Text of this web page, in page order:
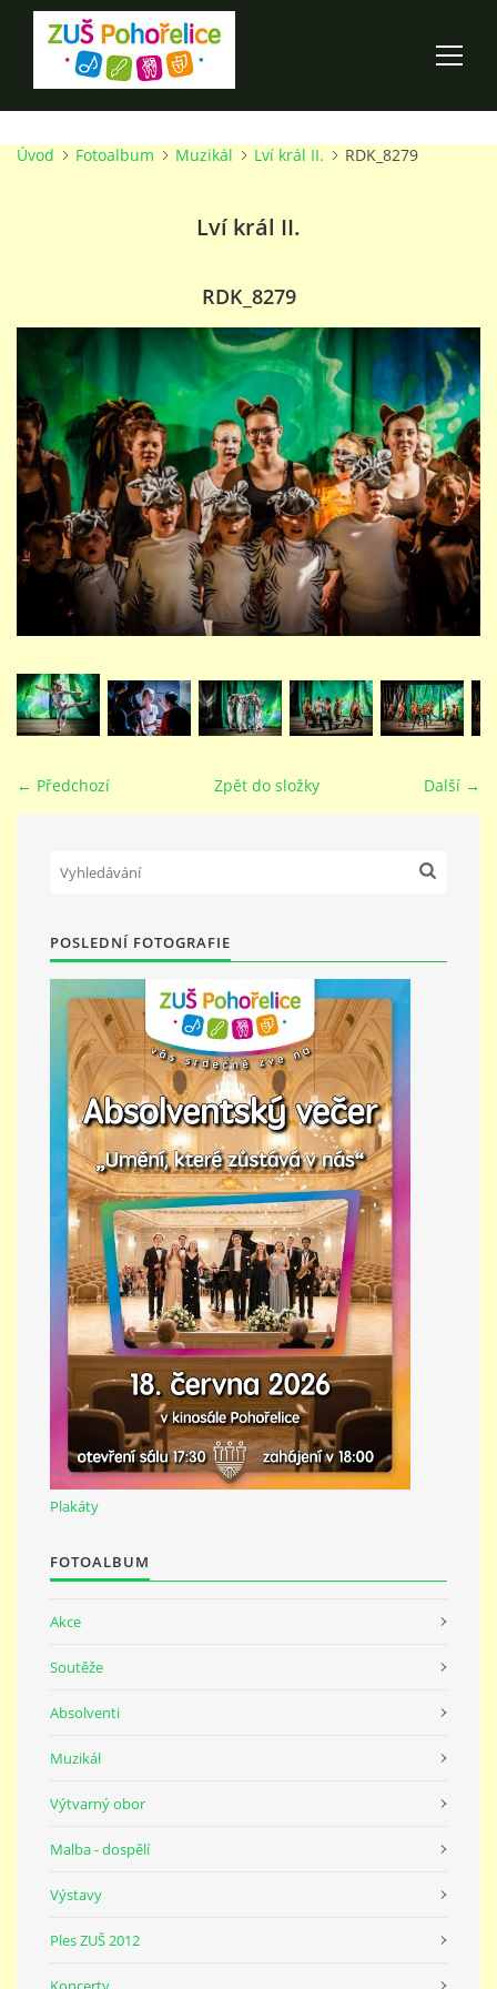
ÚVOD
100 LET ZUŠ POHOŘELICE
O ŠKOLE
PRO RODIČE
TALENTOVÉ ZKOUŠKY
STUDIJNÍ OBORY
GALERIE
VIDEA - FILMOVÁ TVORBA
KONTAKTY
PŘÍMĚSTSKÝ TÁBOR
MISS VÝTVARNÝ MODEL
ZAMĚSTNÁNÍ
DOTACE
GDPR
ZUŠ Pohořelice
Školní 462
Pohořelice
© 2026 eStránky.cz
Úvod Fotoalbum Muzikál Lví král II. RDK_8279
Lví král II.
RDK_8279
← Předchozí Další →
Zpět do složky
POSLEDNÍ FOTOGRAFIE
Plakáty
FOTOALBUM
Akce
Soutěže
Absolventi
Muzikál
Výtvarný obor
Malba - dospělí
Výstavy
Ples ZUŠ 2012